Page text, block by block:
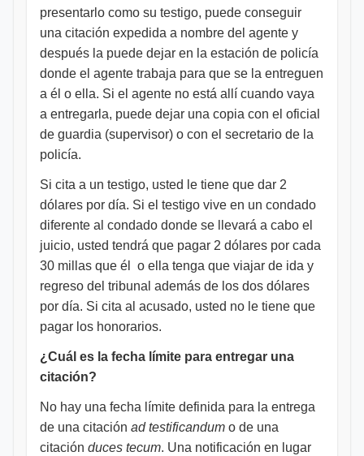
presentarlo como su testigo, puede conseguir
una citación expedida a nombre del agente y
después la puede dejar en la estación de policía
donde el agente trabaja para que se la entreguen
a él o ella. Si el agente no está allí cuando vaya
a entregarla, puede dejar una copia con el oficial
de guardia (supervisor) o con el secretario de la
policía.
Si cita a un testigo, usted le tiene que dar 2
dólares por día. Si el testigo vive en un condado
diferente al condado donde se llevará a cabo el
juicio, usted tendrá que pagar 2 dólares por cada
30 millas que él o ella tenga que viajar de ida y
regreso del tribunal además de los dos dólares
por día. Si cita al acusado, usted no le tiene que
pagar los honorarios.
¿Cuál es la fecha límite para entregar una
citación?
No hay una fecha límite definida para la entrega
de una citación ad testificandum o de una
citación duces tecum. Una notificación en lugar